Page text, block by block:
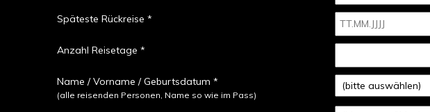
Späteste Rückreise *
Anzahl Reisetage *
Name / Vorname / Geburtsdatum *
(alle reisenden Personen, Name so wie im Pass)